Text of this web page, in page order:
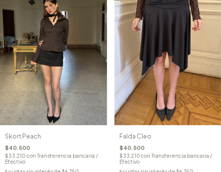
Skort Peach
$40.500
$33.210 con Transferencia bancaria /
Efectivo
Falda Cleo
$40.500
$33.210 con Transferencia bancaria /
Efectivo